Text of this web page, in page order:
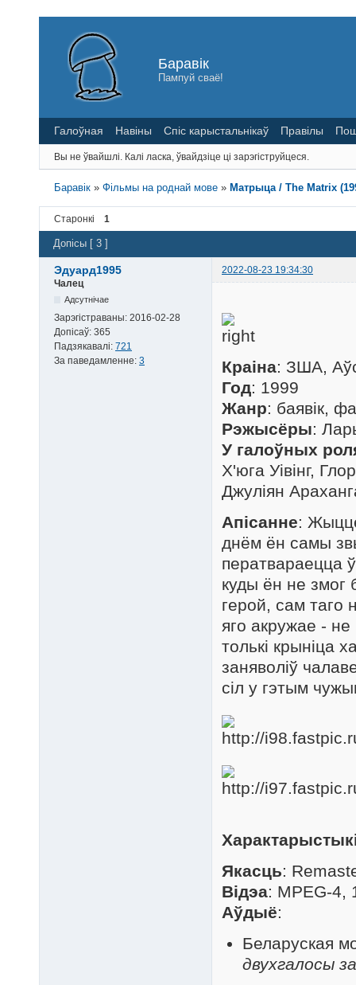
Баравік
Пампуй сваё!
Галоўная Навіны Спіс карыстальнікаў Правілы
Вы не ўвайшлі. Калі ласка, ўвайдзіце ці зарэгіструйцеся.
Баравік »Фільмы на роднай мове » Матрыца / The Matrix
Старонкі 1
Допісы [ 3 ]
Эдуард1995
2022-08-23 19:34:30
Чалец
Адсутнічае
Зарэгістраваны: 2016-02-28
Допісаў: 365
Падзякавалі: 721
За паведамленне: 3 Краіна: ЗША,
Год: 1999
Жанр: баявік,
Рэжысёры:
У галоўных
Х'юга Уівінг,
Джуліян
Апісанне:
днём ён самы
ператвараецца
куды ён не змог
герой, сам таго
яго акружае -
толькі крыніца
заняволіў
сіл у гэтым
Якасць:
Відэа: MPEG-4,
Аўдыё:
Беларуская
двухгалосы